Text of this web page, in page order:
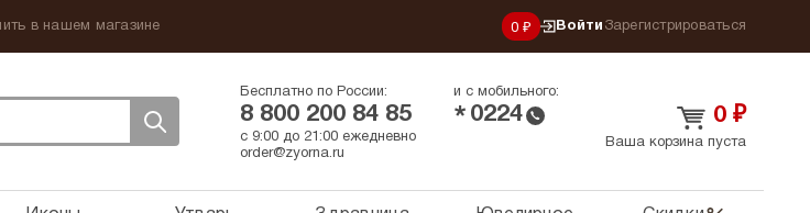
в нашем магазине 0 ₽ Войти Зарегистрироваться
Бесплатно по России:
8 800 200 84 85
и с мобильного:
* 0224
с 9:00 до 21:00 ежедневно
order@zyorna.ru
0 ₽
Ваша корзина пуста